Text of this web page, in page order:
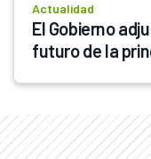
Actualidad
El Gobierno
futuro de la